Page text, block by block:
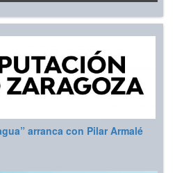
arranca con Pilar Armalé